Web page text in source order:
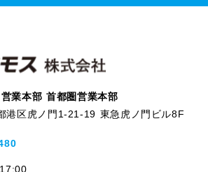
業本部 首都圏営業本部
港区虎ノ門1-21-19 東急虎ノ門ビル8F